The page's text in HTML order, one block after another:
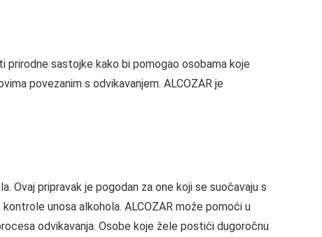
prirodne sastojke kako bi pomogao osobama koje
povezanim s odvikavanjem. ALCOZAR je
Ovaj pripravak je pogodan za one koji se suočavaju s
unosa alkohola. ALCOZAR može pomoći u
odvikavanja. Osobe koje žele postići dugoročnu